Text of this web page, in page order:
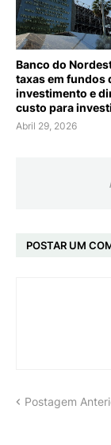
Banco do
taxas em fundos
investimento e
custo para
Abril 29, 2026
POSTAR UM
Postagem